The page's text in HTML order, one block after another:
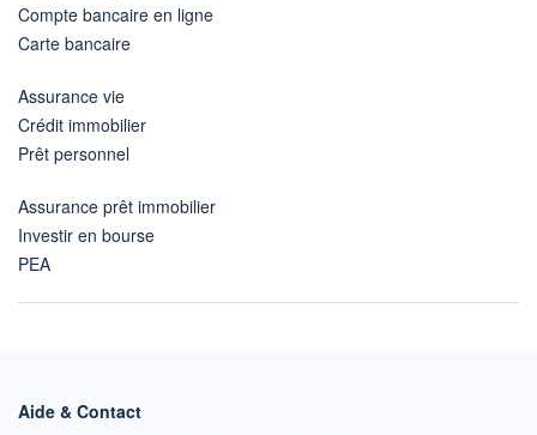
Compte bancaire en ligne
Carte bancaire
Assurance vie
Crédit immobilier
Prêt personnel
Assurance prêt immobilier
Investir en bourse
PEA
Aide & Contact